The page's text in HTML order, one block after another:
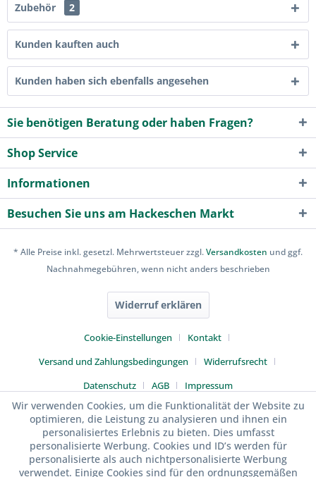
Zubehör 2
Kunden kauften auch
Kunden haben sich ebenfalls angesehen
Sie benötigen Beratung oder haben Fragen?
Shop Service
Informationen
Besuchen Sie uns am Hackeschen Markt
* Alle Preise inkl. gesetzl. Mehrwertsteuer zzgl.Versandkosten und ggf.
Nachnahmegebühren, wenn nicht anders beschrieben
Widerruf erklären
Cookie-Einstellungen
Kontakt
Versand und Zahlungsbedingungen
Widerrufsrecht
Datenschutz
AGB Impressum
Wir verwenden Cookies, um die Funktionalität der Website zu
optimieren, die Leistung zu analysieren und ihnen ein
personalisiertes Erlebnis zu bieten. Dies umfasst
personalisierte Werbung. Cookies und ID’s werden für
personalisierte als auch nichtpersonalisierte Werbung
verwendet. Einige Cookies sind für den ordnungsgemäßen